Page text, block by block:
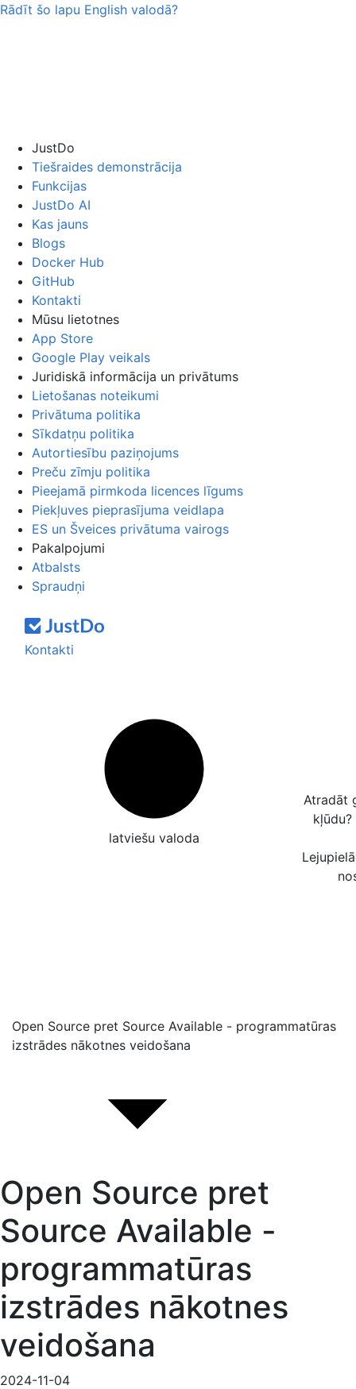
Rādīt šo lapu English valodā?
JustDo
Tiešraides demonstrācija
Funkcijas
JustDo AI
Kas jauns
Blogs
Docker Hub
GitHub
Kontakti
Mūsu lietotnes
App Store
Google Play veikals
Juridiskā informācija un privātums
Lietošanas noteikumi
Privātuma politika
Sīkdatņu politika
Autortiesību paziņojums
Preču zīmju politika
Pieejamā pirmkoda licences līgums
Piekļuves pieprasījuma veidlapa
ES un Šveices privātuma vairogs
Pakalpojumi
Atbalsts
Spraudņi
Kontakti
latviešu valoda
Atradāt
kļūdu?
Open Source pret Source Available - programmatūras
izstrādes nākotnes veidošana
Open Source pret
Source Available -
programmatūras
izstrādes nākotnes
veidošana
2024-11-04